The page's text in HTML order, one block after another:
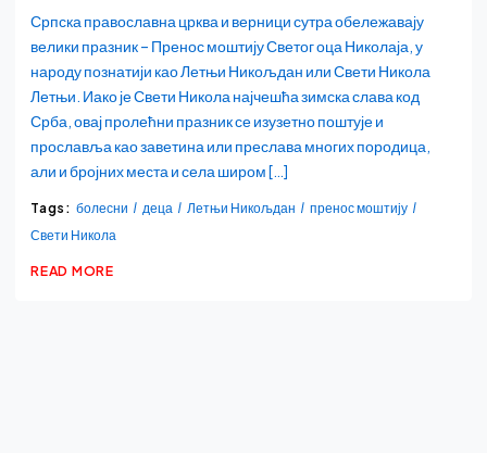
Српска православна црква и верници сутра обележавају
велики празник – Пренос моштију Светог оца Николаја, у
народу познатији као Летњи Никољдан или Свети Никола
Летњи. Иако је Свети Никола најчешћа зимска слава код
Срба, овај пролећни празник се изузетно поштује и
прославља као заветина или преслава многих породица,
али и бројних места и села широм […]
Tags: болесни деца Летњи Никољдан
пренос моштију
Свети Никола
READ MORE